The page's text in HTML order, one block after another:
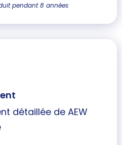
pendant 8 années
détaillée de AEW